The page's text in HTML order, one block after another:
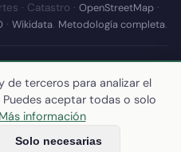
· Catastro · OpenStreetMap·
· Wikidata. Metodología completa.
municipal de España con datos
porYoel Castaño.
10 de julio de 2026
los datos
de terceros para analizar el
aceptar todas o solo
Más información
Solo necesarias